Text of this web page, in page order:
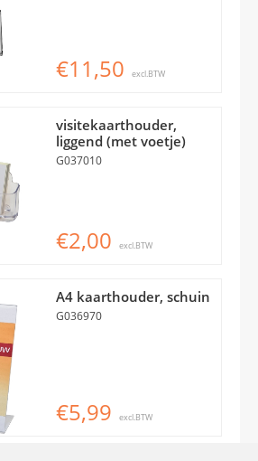
€11,50 excl.BTW
visitekaarthouder,
liggend (met voetje)
G037010
€2,00 excl.BTW
A4 kaarthouder, schuin
G036970
€5,99 excl.BTW